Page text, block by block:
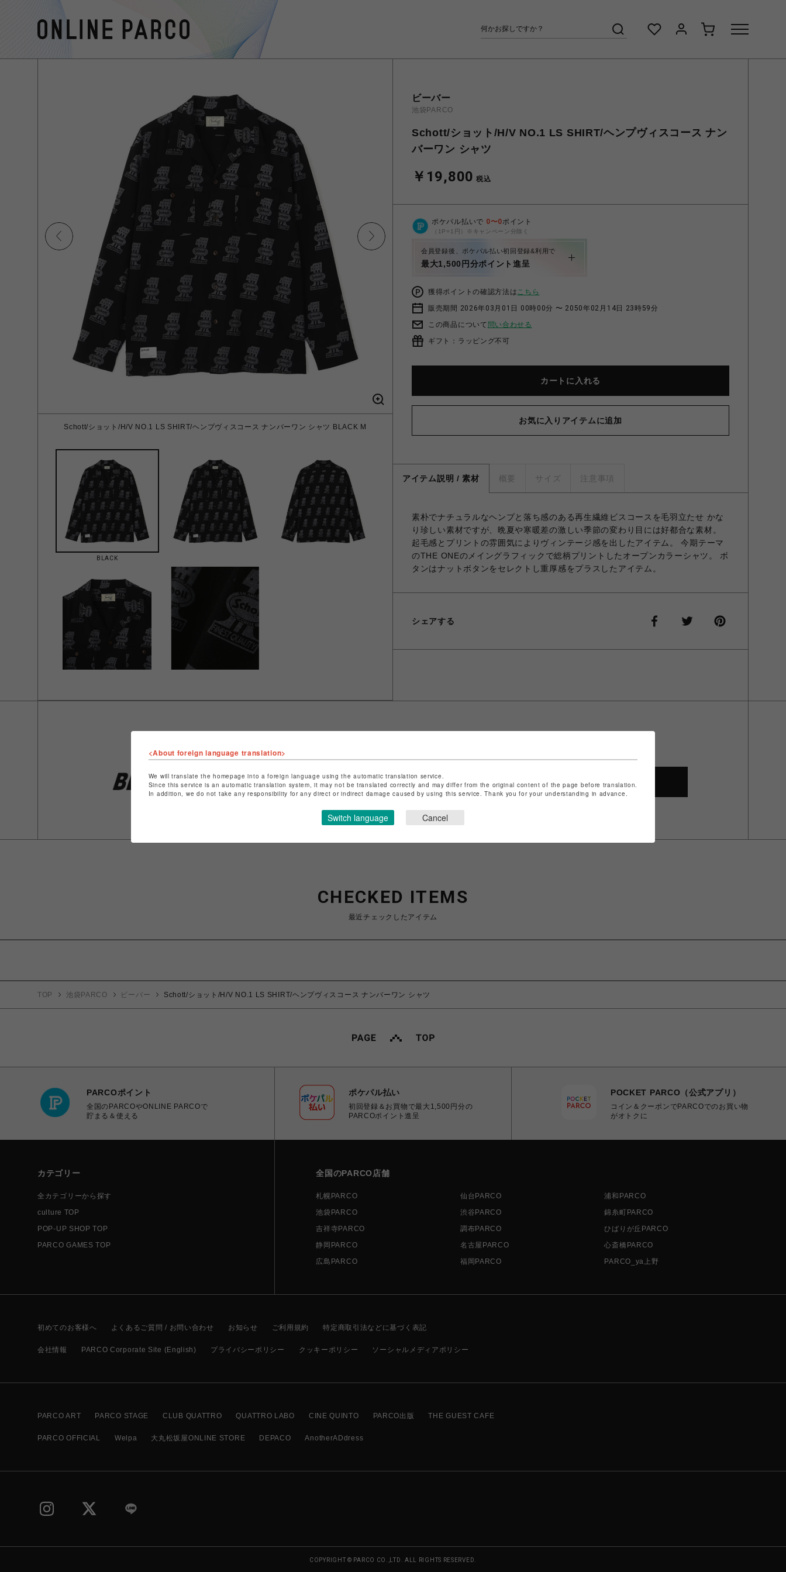
Schott/ショット/H/V NO.1 LS SHIRT/ヘンプヴィスコース ナンバーワン シャツ BLACK M
BLACK
ビーバー
池袋PARCO
Schott/ショット/H/V NO.1 LS SHIRT/ヘンプヴィスコース ナン
バーワン シャツ
￥19,800 税込
ポケパル払いで 0〜0ポイント
（1P=1円）※キャンペーン分除く
会員登録後、ポケパル払い初回登録&利用で
最大1,500円分ポイント進呈
獲得ポイントの確認方法はこちら
販売期間 2026年03月01日 00時00分 〜 2050年02月14日 23時59分
この商品について 問い合わせる
ギフト：ラッピング不可
カートに入れる
お気に入りアイテムに追加
アイテム説明 / 素材 概要 サイズ 注意事項
素朴でナチュラルなヘンプと落ち感のある再生繊維ビスコースを毛羽立たせ かな
り珍しい素材ですが、晩夏や寒暖差の激しい季節の変わり目には好都合な素材。
起毛感とプリントの雰囲気によりヴィンテージ感を出したアイテム。 今期テーマ
のTHE ONEのメイングラフィックで総柄プリントしたオープンカラーシャツ。 ボ
タンはナットボタンをセレクトし重厚感をプラスしたアイテム。
シェアする
ショップ名
特定商取引法など法令に基づく表記はこちら
ショップお問い合わせはこちら
SHOP TOP
CHECKED ITEMS
最近チェックしたアイテム
TOP 池袋PARCO ビーバー Schott/ショット/H/V NO.1 LS SHIRT/ヘンプヴィスコース ナンバーワン シャツ
PARCOポイント
全国のPARCOやONLINE PARCOで
貯まる＆使える
ポケパル払い
初回登録＆お買物で最大1,500円分の
PARCOポイント進呈
POCKET PARCO（公式アプリ）
コイン＆クーポンでPARCOでのお買い物
がオトクに
カテゴリー
全カテゴリーから探す
culture TOP
POP-UP SHOP TOP
PARCO GAMES TOP
全国のPARCO店舗
札幌PARCO 仙台PARCO
浦和PARCO
池袋PARCO
渋谷PARCO
錦糸町PARCO
吉祥寺PARCO
調布PARCO
ひばりが丘PARCO
静岡PARCO
名古屋PARCO
心斎橋PARCO
広島PARCO
福岡PARCO PARCO_ya上野
初めてのお客様へ よくあるご質問 / お問い合わせ お知らせ ご利用規約 特定商取引法などに基づく表記
会社情報 PARCO Corporate Site (English) プライバシーポリシー クッキーポリシー ソーシャルメディアポリシー
PARCO ART PARCO STAGE CLUB QUATTRO QUATTRO LABO CINE QUINTO PARCO出版 THE GUEST CAFE
PARCO OFFICIAL Welpa 大丸松坂屋ONLINE STORE DEPACO AnotherADdress
COPYRIGHT © PARCO CO.,LTD. ALL RIGHTS RESERVED.
<About foreign language translation>
We will translate the homepage into a foreign language using the automatic translation service.
Since this service is an automatic translation system, it may not be translated correctly and may differ from the original content of the page before translation.
In addition, we do not take any responsibility for any direct or indirect damage caused by using this service. Thank you for your understanding in advance.
Switch language Cancel